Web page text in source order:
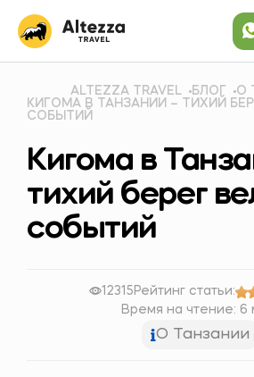
ALTEZZA TRAVEL БЛОГ
О
КИГОМА В ТАНЗАНИИ – ТИХИЙ
СОБЫТИЙ
Кигома в
тихий берег
событий
12315 Рейтинг статьи:
Время на чтение: 6
О Танзании